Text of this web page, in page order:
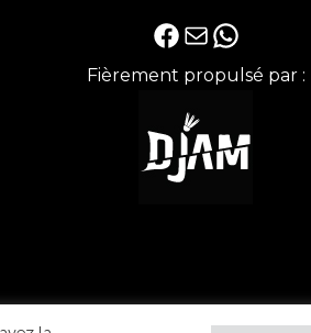
Facebook
E-mailWhatsApp
Fièrement propulsé par :